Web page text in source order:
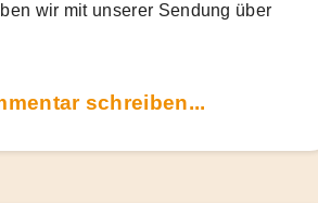
wir mit unserer Sendung über
schreiben...